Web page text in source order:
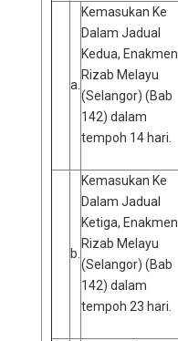
a.
Kemasukan Ke
Dalam Jadual
Kedua, Enakmen
Rizab Melayu
(Selangor) (Bab
142) dalam
tempoh 14 hari.
b.
Kemasukan Ke
Dalam Jadual
Ketiga, Enakmen
Rizab Melayu
(Selangor) (Bab
142) dalam
tempoh 23 hari.